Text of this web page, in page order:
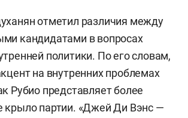
отметил различия между
кандидатами в вопросах
политики. По его словам,
на внутренних проблемах
Рубио представляет более
крыло партии. «Джей Ди Вэнс —